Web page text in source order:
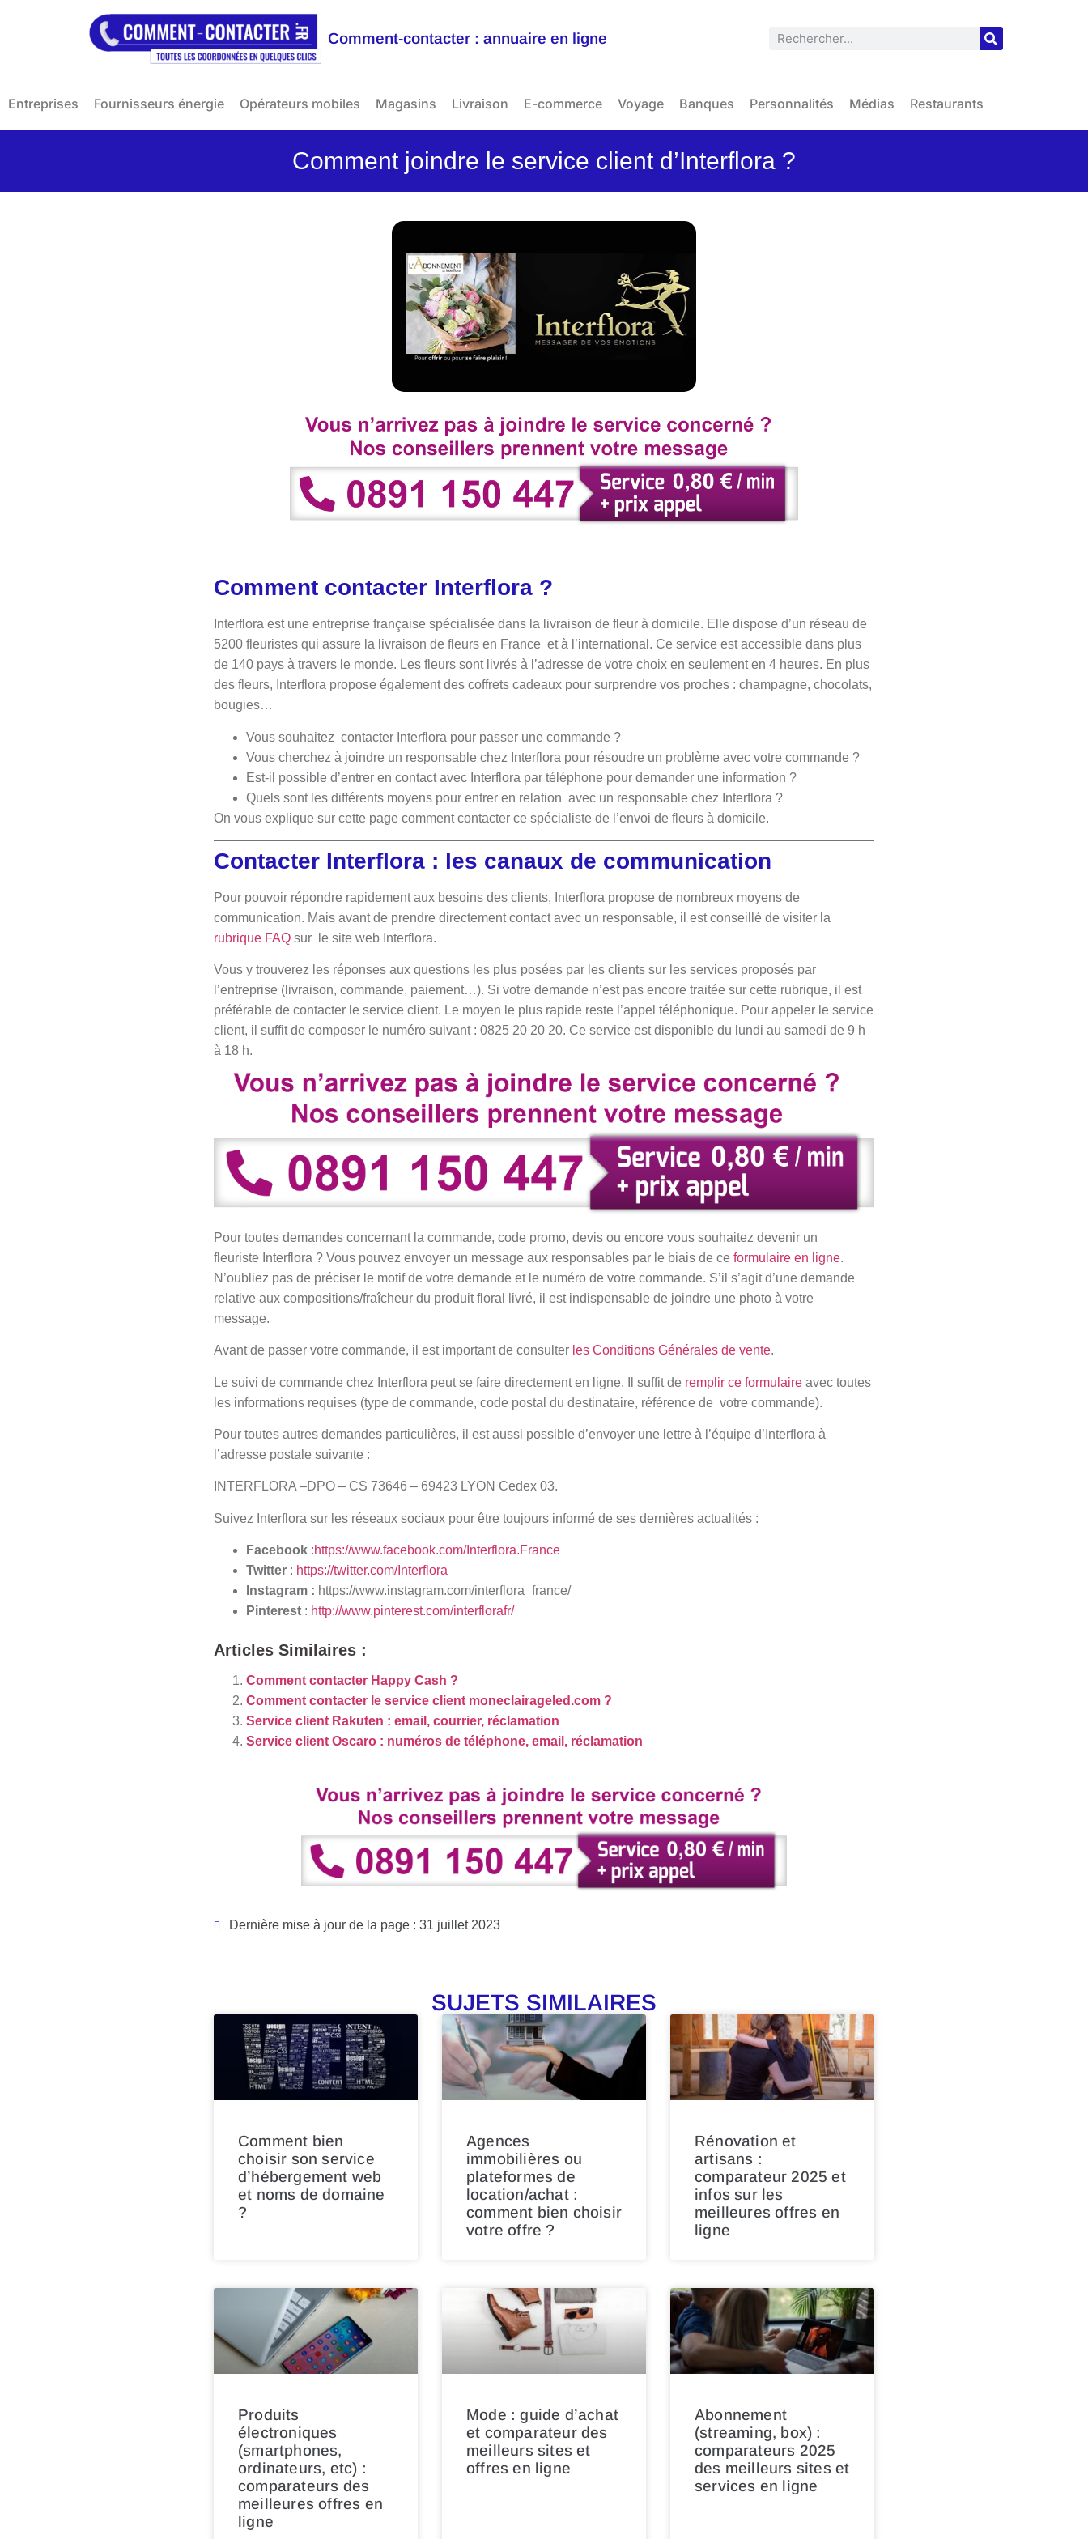
Comment-contacter : annuaire en ligne
Entreprises Fournisseurs énergie Opérateurs mobiles Magasins Livraison E-commerce Voyage Banques Personnalités Médias Restaurants
Comment joindre le service client d’Interflora ?
Comment contacter Interflora ?
Interflora est une entreprise française spécialisée dans la livraison de fleur à domicile. Elle dispose d’un réseau de
5200 fleuristes qui assure la livraison de fleurs en France et à l’international. Ce service est accessible dans plus
de 140 pays à travers le monde. Les fleurs sont livrés à l’adresse de votre choix en seulement en 4 heures. En plus
des fleurs, Interflora propose également des coffrets cadeaux pour surprendre vos proches : champagne, chocolats,
bougies…
Vous souhaitez contacter Interflora pour passer une commande ?
Vous cherchez à joindre un responsable chez Interflora pour résoudre un problème avec votre commande ?
Est-il possible d’entrer en contact avec Interflora par téléphone pour demander une information ?
Quels sont les différents moyens pour entrer en relation avec un responsable chez Interflora ?
On vous explique sur cette page comment contacter ce spécialiste de l’envoi de fleurs à domicile.
Contacter Interflora : les canaux de communication
Pour pouvoir répondre rapidement aux besoins des clients, Interflora propose de nombreux moyens de
communication. Mais avant de prendre directement contact avec un responsable, il est conseillé de visiter la
rubrique FAQ sur le site web Interflora.
Vous y trouverez les réponses aux questions les plus posées par les clients sur les services proposés par
l’entreprise (livraison, commande, paiement…). Si votre demande n’est pas encore traitée sur cette rubrique, il est
préférable de contacter le service client. Le moyen le plus rapide reste l’appel téléphonique. Pour appeler le service
client, il suffit de composer le numéro suivant : 0825 20 20 20. Ce service est disponible du lundi au samedi de 9 h
à 18 h.
Pour toutes demandes concernant la commande, code promo, devis ou encore vous souhaitez devenir un
fleuriste Interflora ? Vous pouvez envoyer un message aux responsables par le biais de ce formulaire en ligne.
N’oubliez pas de préciser le motif de votre demande et le numéro de votre commande. S’il s’agit d’une demande
relative aux compositions/fraîcheur du produit floral livré, il est indispensable de joindre une photo à votre
message.
Avant de passer votre commande, il est important de consulter les Conditions Générales de vente.
Le suivi de commande chez Interflora peut se faire directement en ligne. Il suffit de remplir ce formulaire avec toutes
les informations requises (type de commande, code postal du destinataire, référence de votre commande).
Pour toutes autres demandes particulières, il est aussi possible d’envoyer une lettre à l’équipe d’Interflora à
l’adresse postale suivante :
INTERFLORA –DPO – CS 73646 – 69423 LYON Cedex 03.
Suivez Interflora sur les réseaux sociaux pour être toujours informé de ses dernières actualités :
Facebook :https://www.facebook.com/Interflora.France
Twitter : https://twitter.com/Interflora
Instagram : https://www.instagram.com/interflora_france/
Pinterest : http://www.pinterest.com/interflorafr/
Articles Similaires :
Comment contacter Happy Cash ?
Comment contacter le service client moneclairageled.com ?
Service client Rakuten : email, courrier, réclamation
Service client Oscaro : numéros de téléphone, email, réclamation
Dernière mise à jour de la page : 31 juillet 2023
SUJETS SIMILAIRES
Comment bien
choisir son service
d’hébergement web
et noms de domaine
?
Agences
immobilières ou
plateformes de
location/achat :
comment bien choisir
votre offre ?
Rénovation et
artisans :
comparateur 2025 et
infos sur les
meilleures offres en
ligne
Produits
électroniques
(smartphones,
ordinateurs, etc) :
comparateurs des
meilleures offres en
ligne
Mode : guide d’achat
et comparateur des
meilleurs sites et
offres en ligne
Abonnement
(streaming, box) :
comparateurs 2025
des meilleurs sites et
services en ligne